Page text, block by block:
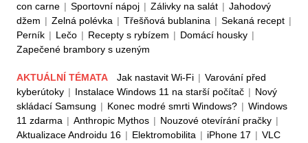
con carne | Sportovní nápoj | Zálivky na salát | Jahodový
džem | Zelná polévka | Třešňová bublanina | Sekaná recept |
Perník | Lečo | Recepty s rybízem | Domácí housky |
Zapečené brambory s uzeným
AKTUÁLNÍ TÉMATA Jak nastavit Wi-Fi | Varování před
kyberútoky | Instalace Windows 11 na starší počítač | Nový
skládací Samsung | Konec modré smrti Windows? | Windows
11 zdarma | Anthropic Mythos | Nouzové otevírání pračky |
Aktualizace Androidu 16 | Elektromobilita | iPhone 17 | VLC